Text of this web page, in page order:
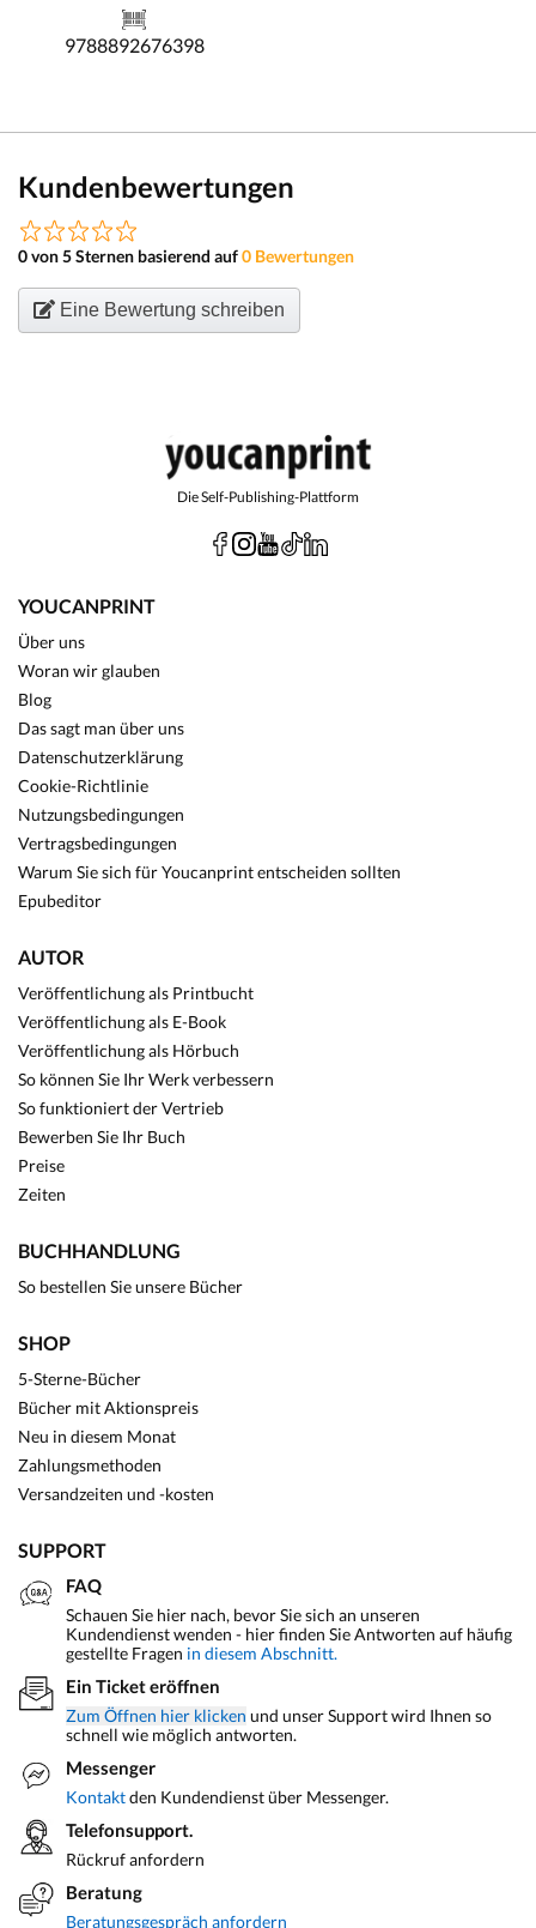
9788892676398
Kundenbewertungen
0 von 5 Sternen basierend auf0 Bewertungen
Eine Bewertung schreiben
Die Self-Publishing-Plattform
YOUCANPRINT
Über uns
Woran wir glauben
Blog
Das sagt man über uns
Datenschutzerklärung
Cookie-Richtlinie
Nutzungsbedingungen
Vertragsbedingungen
Warum Sie sich für Youcanprint entscheiden sollten
Epubeditor
AUTOR
Veröffentlichung als Printbucht
Veröffentlichung als E-Book
Veröffentlichung als Hörbuch
So können Sie Ihr Werk verbessern
So funktioniert der Vertrieb
Bewerben Sie Ihr Buch
Preise
Zeiten
BUCHHANDLUNG
So bestellen Sie unsere Bücher
SHOP
5-Sterne-Bücher
Bücher mit Aktionspreis
Neu in diesem Monat
Zahlungsmethoden
Versandzeiten und -kosten
SUPPORT
FAQ
Schauen Sie hier nach, bevor Sie sich an unseren
Kundendienst wenden - hier finden Sie Antworten auf häufig
gestellte Fragen in diesem Abschnitt.
Ein Ticket eröffnen
Zum Öffnen hier klicken und unser Support wird Ihnen so
schnell wie möglich antworten.
Messenger
Kontaktden Kundendienst über Messenger.
Telefonsupport.
Rückruf anfordern
Beratung
Beratungsgespräch anfordern